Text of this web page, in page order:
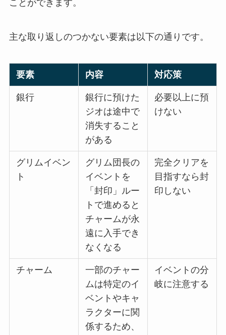
ことができます。
主な取り返しのつかない要素は以下の通りです。
要素 内容 対応策
銀行
銀行に預けた
ジオは途中で
消失すること
がある
必要以上に預
けない
グリムイベン
ト
グリム団長の
イベントを
「封印」ルー
トで進めると
チャームが永
遠に入手でき
なくなる
完全クリアを
目指すなら封
印しない
チャーム
一部のチャー
ムは特定のイ
ベントやキャ
ラクターに関
係するため、
イベントの分
岐に注意する